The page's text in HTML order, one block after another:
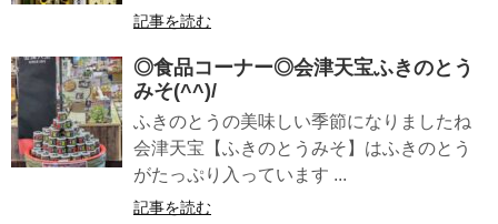
記事を読む
◎食品コーナー◎会津天宝ふきのとう
みそ(^^)/
ふきのとうの美味しい季節になりましたね
会津天宝【ふきのとうみそ】はふきのとう
がたっぷり入っています ...
記事を読む